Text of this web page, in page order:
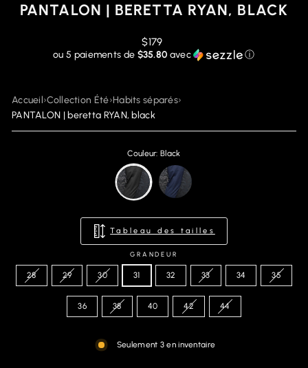
PANTALON | BERETTA RYAN, BLACK
Prix
régulier
$179
ou 5 paiements de $35.80 avec ⓘ
Accueil›Collection Été›Habits séparés›
PANTALON | beretta RYAN, black
Couleur: Black
Tableau des tailles
GRANDEUR
28 29 30 31 32 33 34 35
36 38 40 42 44
Seulement 3 en inventaire